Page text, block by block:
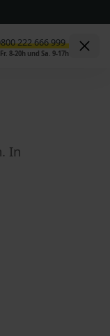
8-20h und Sa. 9-17h
In